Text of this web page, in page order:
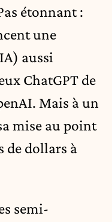
étonnant :
une
aussi
ChatGPT de
Mais à un
mise au point
de dollars à
semi-